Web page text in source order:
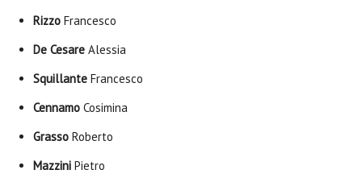
Rizzo Francesco
De Cesare Alessia
Squillante Francesco
Cennamo Cosimina
Grasso Roberto
Mazzini Pietro